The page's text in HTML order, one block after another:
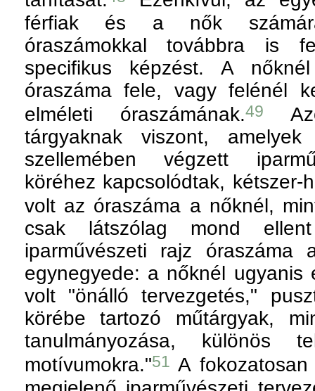
férfiak és a nők
óraszámokkal továbbra is
specifikus képzést. A
óraszáma fele, vagy felénél
elméleti óraszámának.49
tárgyaknak viszont,
szellemében végzett
köréhez kapcsolódtak, kétszer-
volt az óraszáma a nőknél,
csak látszólag mond
iparművészeti rajz óraszáma
egynegyede: a nőknél ugyanis
volt "önálló tervezgetés,"
körébe tartozó műtárgyak,
tanulmányozása, különös
motívumokra."51 A